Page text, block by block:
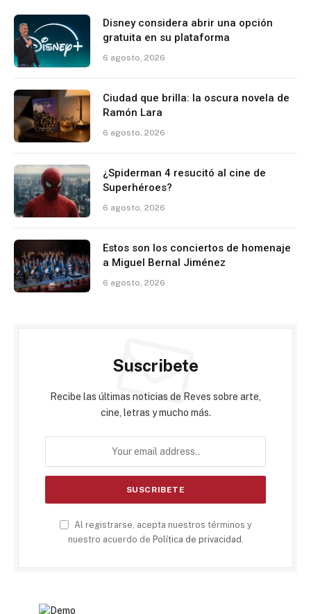
Disney considera abrir una opción
gratuita en su plataforma
6 agosto, 2026
Ciudad que brilla: la oscura novela de
Ramón Lara
6 agosto, 2026
¿Spiderman 4 resucitó al cine de
Superhéroes?
6 agosto, 2026
Estos son los conciertos de homenaje
a Miguel Bernal Jiménez
6 agosto, 2026
Suscribete
Recibe las últimas noticias de Reves sobre arte,
cine, letras y mucho más.
Al registrarse, acepta nuestros términos y
nuestro acuerdo de Política de privacidad